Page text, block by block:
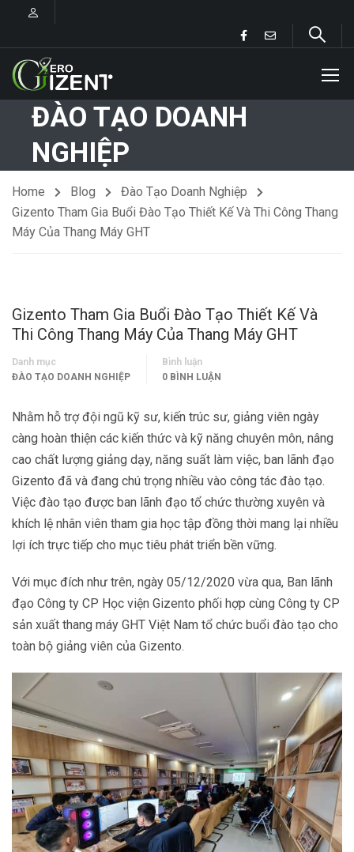
ĐÀO TẠO DOANH
NGHIỆP
Home Blog
Đào Tạo Doanh Nghiệp
Gizento Tham Gia Buổi Đào Tạo Thiết Kế Và Thi Công Thang
Máy Của Thang Máy GHT
Gizento Tham Gia Buổi Đào Tạo Thiết Kế Và
Thi Công Thang Máy Của Thang Máy GHT
Danh mục
ĐÀO TẠO DOANH NGHIỆP
Bình luận
0 BÌNH LUẬN
Nhằm hỗ trợ đội ngũ kỹ sư, kiến trúc sư, giảng viên ngày
càng hoàn thiện các kiến thức và kỹ năng chuyên môn, nâng
cao chất lượng giảng dạy, năng suất làm việc, ban lãnh đạo
Gizento đã và đang chú trọng nhiều vào công tác đào tạo.
Việc đào tạo được ban lãnh đạo tổ chức thường xuyên và
khích lệ nhân viên tham gia học tập đồng thời mang lại nhiều
lợi ích trực tiếp cho mục tiêu phát triển bền vững.
Với mục đích như trên, ngày 05/12/2020 vừa qua, Ban lãnh
đạo Công ty CP Học viện Gizento phối hợp cùng Công ty CP
sản xuất thang máy GHT Việt Nam tổ chức buổi đào tạo cho
toàn bộ giảng viên của Gizento.